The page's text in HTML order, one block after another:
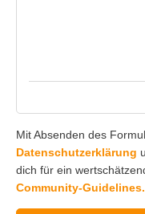
Mit Absenden des
Datenschutzerklärung
dich für ein
Community-Guidelines.